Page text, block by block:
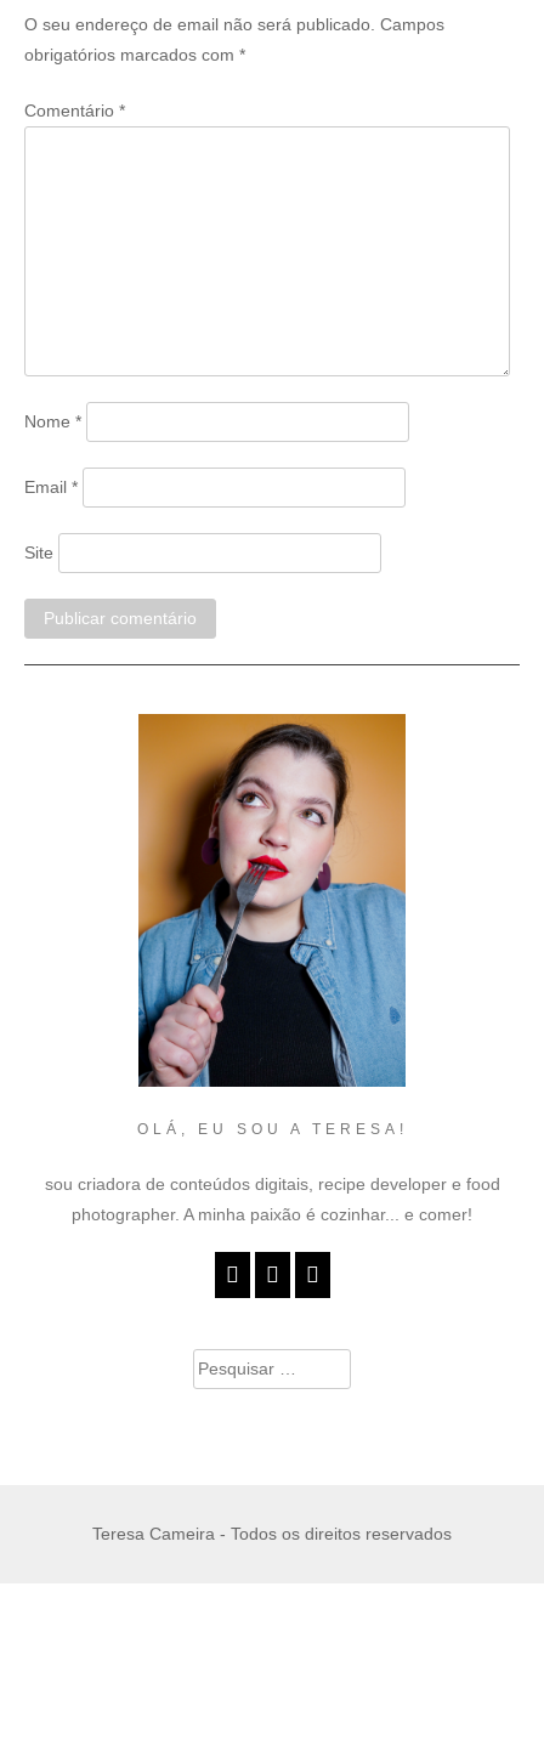
O seu endereço de email não será publicado. Campos
obrigatórios marcados com *
Comentário *
Nome *
Email *
Site
OLÁ, EU SOU A TERESA!
sou criadora de conteúdos digitais, recipe developer e food
photographer. A minha paixão é cozinhar... e comer!
Pesquisar
por:
Teresa Cameira - Todos os direitos reservados